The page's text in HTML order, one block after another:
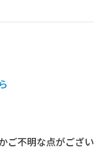
ご不明な点がござい